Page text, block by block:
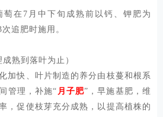
在7月中下旬成熟前以钙、钾肥为
追肥时施用。
熟到落叶为止）
加快、叶片制造的养分由枝蔓和根系
管理，补施“ 月子肥”，早施基肥，维
，促使枝芽充分成熟，以提高植株的